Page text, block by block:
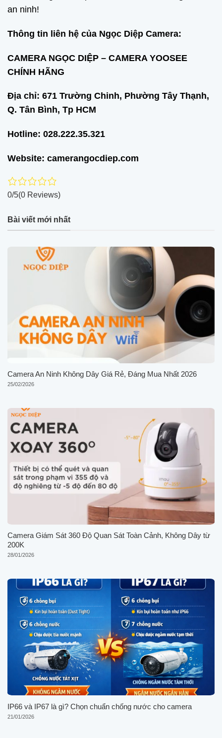
an ninh!
Thông tin liên hệ của Ngọc Diệp Camera:
CAMERA NGỌC DIỆP – CAMERA YOOSEE
CHÍNH HÃNG
Địa chỉ: 671 Trường Chinh, Phường Tây Thạnh,
Q. Tân Bình, Tp HCM
Hotline: 028.222.35.321
Website: camerangocdiep.com
0/5(0 Reviews)
Bài viết mới nhất
Camera An Ninh Không Dây Giá Rẻ, Đáng Mua Nhất 2026
25/02/2026
Camera Giám Sát 360 Độ Quan Sát Toàn Cảnh, Không Dây từ
200K
28/01/2026
IP66 và IP67 là gì? Chọn chuẩn chống nước cho camera
21/01/2026